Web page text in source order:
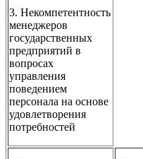
3. Некомпетентность
менеджеров
государственных
предприятий в
вопро­сах
управления
поведением
персонала на основе
удовлетворения
потребностей